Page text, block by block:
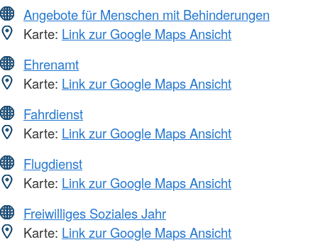
Angebote für Menschen mit Behinderungen
Karte: Link zur Google Maps Ansicht
Ehrenamt
Karte: Link zur Google Maps Ansicht
Fahrdienst
Karte: Link zur Google Maps Ansicht
Flugdienst
Karte: Link zur Google Maps Ansicht
Freiwilliges Soziales Jahr
Karte: Link zur Google Maps Ansicht